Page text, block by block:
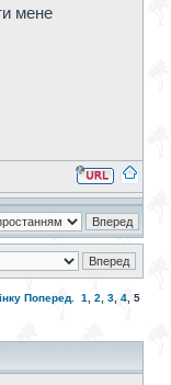
мене
Поперед. 1 2 3 4 5